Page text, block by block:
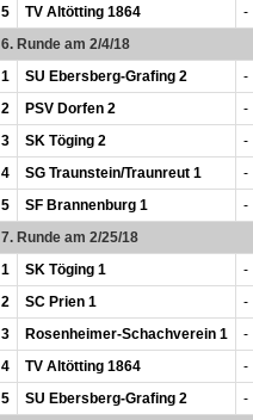
5
TV Altötting 1864
-
6. Runde am 2/4/18
1
SU Ebersberg-Grafing 2
-
2
PSV Dorfen 2
-
3
SK Töging 2
-
4
SG Traunstein/Traunreut 1
-
5
SF Brannenburg 1
-
7. Runde am 2/25/18
1
SK Töging 1
-
2
SC Prien 1
-
3
Rosenheimer-Schachverein 1
-
4
TV Altötting 1864
-
5
SU Ebersberg-Grafing 2
-